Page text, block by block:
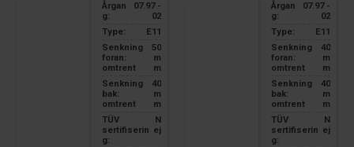
Årgan
g:
07.97 -
02
Type:
E11
Senkning
foran:
omtrent
50
m
m
Senkning
bak:
omtrent
40
m
m
TÜV
sertifiserin
g:
N
ej
Årgan
g:
07.97 -
02
Type:
E11
Senkning
foran:
omtrent
40
m
m
Senkning
bak:
omtrent
40
m
m
TÜV
sertifiserin
g:
N
ej